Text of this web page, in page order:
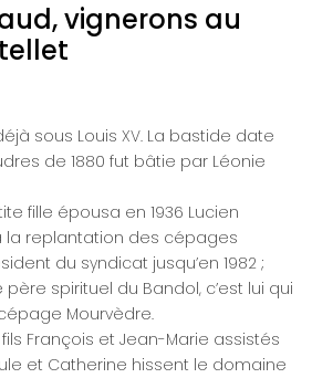
vignerons au
sous Louis XV. La bastide date
de 1880 fut bâtie par Léonie
fille épousa en 1936 Lucien
la replantation des cépages
du syndicat jusqu’en 1982 ;
spirituel du Bandol, c’est lui qui
Mourvèdre.
fils François et Jean-Marie assistés
et Catherine hissent le domaine